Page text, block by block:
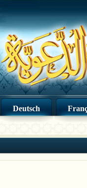
Deutsch